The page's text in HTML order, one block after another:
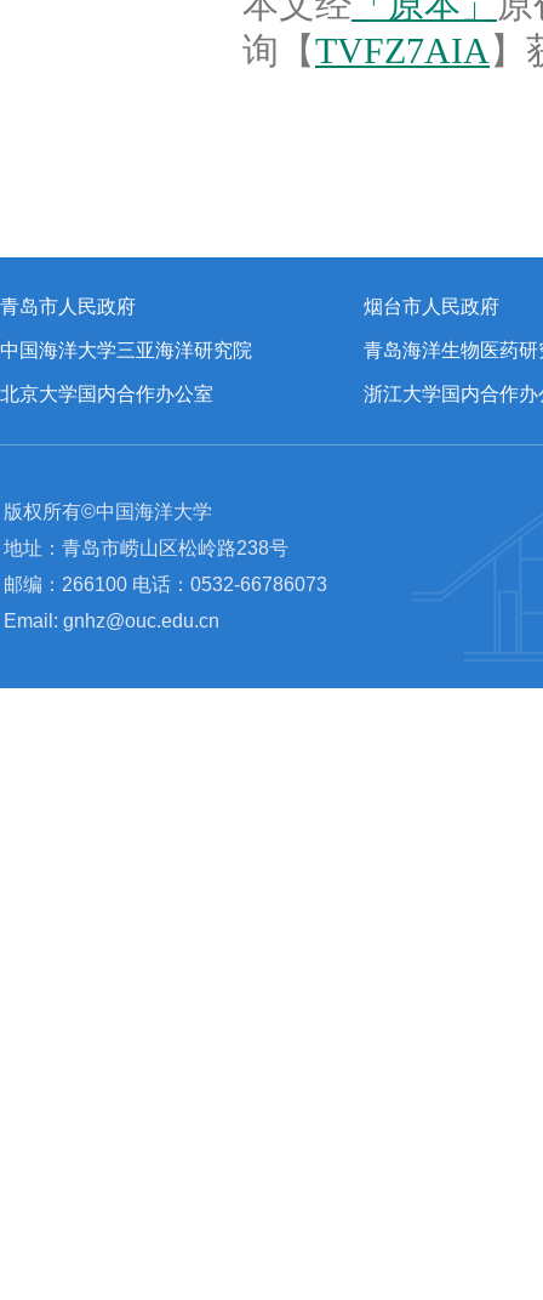
询【TVFZ7AIA 】
青岛市人民政府 烟台市人民政府
中国海洋大学三亚海洋研究院 青岛海洋生物医药研
北京大学国内合作办公室 浙江大学国内合作办
版权所有©中国海洋大学
地址：青岛市崂山区松岭路238号
邮编：266100 电话：0532-66786073
Email: gnhz@ouc.edu.cn